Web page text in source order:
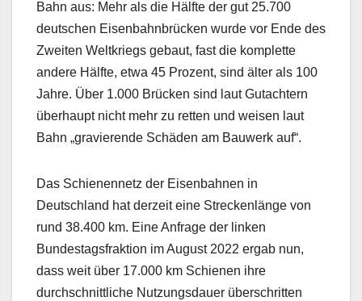
Bahn aus: Mehr als die Hälfte der gut 25.700
deutschen Eisenbahnbrücken wurde vor Ende des
Zweiten Weltkriegs gebaut, fast die komplette
andere Hälfte, etwa 45 Prozent, sind älter als 100
Jahre. Über 1.000 Brücken sind laut Gutachtern
überhaupt nicht mehr zu retten und weisen laut
Bahn „gravierende Schäden am Bauwerk auf“.
Das Schienennetz der Eisenbahnen in
Deutschland hat derzeit eine Streckenlänge von
rund 38.400 km. Eine Anfrage der linken
Bundestagsfraktion im August 2022 ergab nun,
dass weit über 17.000 km Schienen ihre
durchschnittliche Nutzungsdauer überschritten